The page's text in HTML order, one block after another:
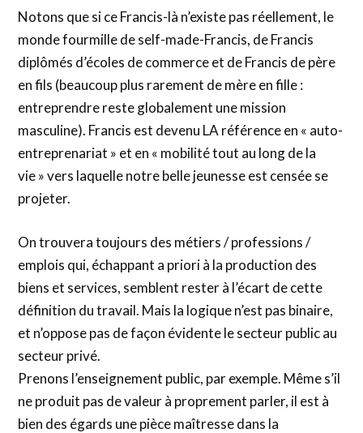
Notons que si ce Francis-là n’existe pas réellement, le
monde fourmille de self-made-Francis, de Francis
diplômés d’écoles de commerce et de Francis de père
en fils (beaucoup plus rarement de mère en fille :
entreprendre reste globalement une mission
masculine). Francis est devenu LA référence en « auto-
entreprenariat » et en « mobilité tout au long de la
vie » vers laquelle notre belle jeunesse est censée se
projeter.
On trouvera toujours des métiers / professions /
emplois qui, échappant a priori à la production des
biens et services, semblent rester à l’écart de cette
définition du travail. Mais la logique n’est pas binaire,
et n’oppose pas de façon évidente le secteur public au
secteur privé.
Prenons l’enseignement public, par exemple. Même s’il
ne produit pas de valeur à proprement parler, il est à
bien des égards une pièce maîtresse dans la